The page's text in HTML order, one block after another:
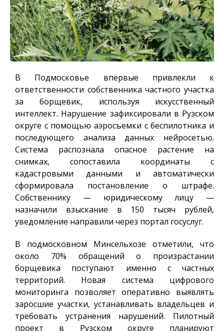
В Подмосковье впервые привлекли к
ответственности собственника частного участка
за борщевик, используя искусственный
интеллект. Нарушение зафиксировали в Рузском
округе с помощью аэросъемки с беспилотника и
последующего анализа данных нейросетью.
Система распознала опасное растение на
снимках, сопоставила координаты с
кадастровыми данными и автоматически
сформировала постановление о штрафе.
Собственнику — юридическому лицу —
назначили взыскание в 150 тысяч рублей,
уведомление направили через портал госуслуг.
В подмосковном Минсельхозе отметили, что
около 70% обращений о произрастании
борщевика поступают именно с частных
территорий. Новая система цифрового
мониторинга позволяет оперативно выявлять
заросшие участки, устанавливать владельцев и
требовать устранения нарушений. Пилотный
проект в Рузском округе планируют